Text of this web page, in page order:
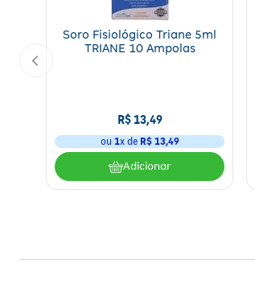
Soro Fisiológico Triane 5ml
TRIANE 10 Ampolas
R$ 13,49
ou 1x de R$ 13,49
Adicionar